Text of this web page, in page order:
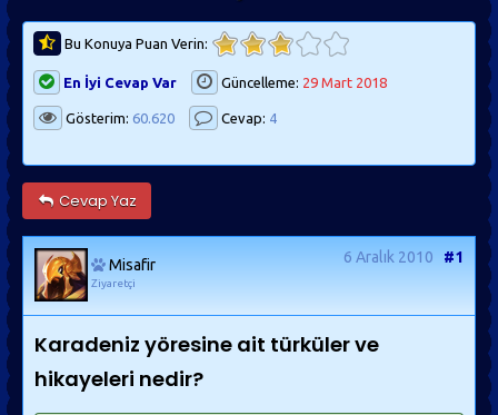
Bu Konuya Puan Verin:
En İyi Cevap Var Güncelleme: 29 Mart 2018
Gösterim: 60.620 Cevap: 4
Cevap Yaz
Misafir
Ziyaretçi
6 Aralık 2010 #1
Karadeniz yöresine ait türküler ve
hikayeleri nedir?